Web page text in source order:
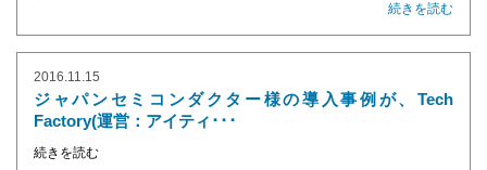
続きを読む
2016.11.15
ジャパンセミコンダクター様の導入事例が、Tech
Factory(運営：アイティ･･･
続きを読む